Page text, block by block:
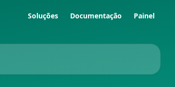
Soluções Documentação Painel